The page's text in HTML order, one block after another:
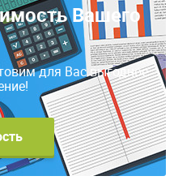
Вашего
для Вас выгодное